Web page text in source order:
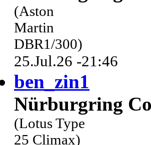
(Aston
Martin
DBR1/300)
25.Jul.26 -21:46
ben_zin1
Nürburgring
(Lotus Type
25 Climax)